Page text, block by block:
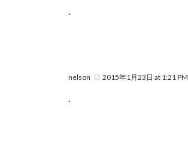
.
nelson 2015年1月23日 at 1:21 PM
.